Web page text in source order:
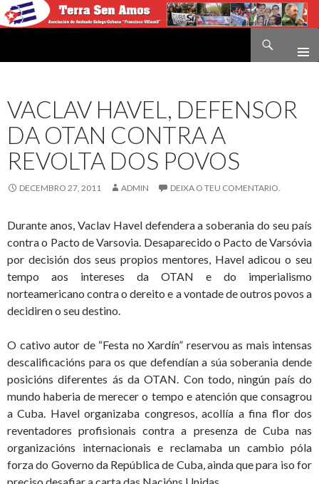
VACLAV HAVEL, DEFENSOR
DA OTAN CONTRA A
REVOLTA DOS POVOS
DECEMBRO 27, 2011 ADMIN DEIXA O TEU COMENTARIO.
Durante anos, Vaclav Havel defendera a soberania do seu país
contra o Pacto de Varsovia. Desaparecido o Pacto de Varsóvia
por decisión dos seus propios mentores, Havel adicou o seu
tempo aos intereses da OTAN e do imperialismo
norteamericano contra o dereito e a vontade de outros povos a
decidiren o seu destino.
O cativo autor de “Festa no Xardín” reservou as mais intensas
descalificacións para os que defendían a súa soberania dende
posicións diferentes ás da OTAN. Con todo, ningún país do
mundo haberia de merecer o tempo e atención que consagrou
a Cuba. Havel organizaba congresos, acollía a fina flor dos
reventadores profisionais contra a presenza de Cuba nas
organizacións internacionais e reclamaba un cambio póla
forza do Governo da República de Cuba, ainda que para iso for